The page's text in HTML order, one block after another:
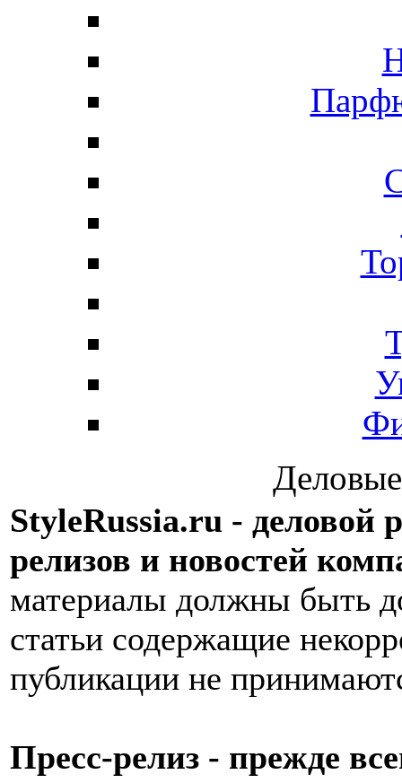
StyleRussia.ru - деловой
релизов и новостей
материалы должны быть
статьи содержащие
публикации не
Пресс-релиз - прежде